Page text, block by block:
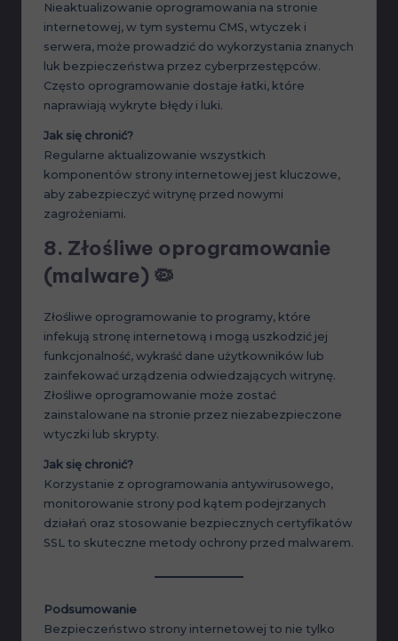
Nieaktualizowanie oprogramowania na stronie
internetowej, w tym systemu CMS, wtyczek i
serwera, może prowadzić do wykorzystania znanych
luk bezpieczeństwa przez cyberprzestępców.
Często oprogramowanie dostaje łatki, które
naprawiają wykryte błędy i luki.
Jak się chronić?
Regularne aktualizowanie wszystkich
komponentów strony internetowej jest kluczowe,
aby zabezpieczyć witrynę przed nowymi
zagrożeniami.
8. Złośliwe oprogramowanie
(malware) 🦠
Złośliwe oprogramowanie to programy, które
infekują stronę internetową i mogą uszkodzić jej
funkcjonalność, wykraść dane użytkowników lub
zainfekować urządzenia odwiedzających witrynę.
Złośliwe oprogramowanie może zostać
zainstalowane na stronie przez niezabezpieczone
wtyczki lub skrypty.
Jak się chronić?
Korzystanie z oprogramowania antywirusowego,
monitorowanie strony pod kątem podejrzanych
działań oraz stosowanie bezpiecznych certyfikatów
SSL to skuteczne metody ochrony przed malwarem.
Podsumowanie
Bezpieczeństwo strony internetowej to nie tylko